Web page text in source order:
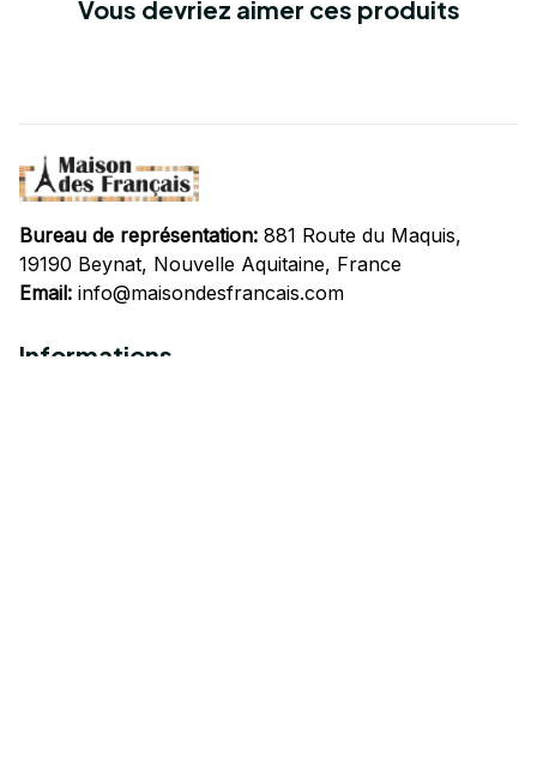
Vous devriez aimer ces produits
Bureau de représentation: 881 Route du Maquis,
19190 Beynat, Nouvelle Aquitaine, France
Email: info@maisondesfrancais.com
Informations